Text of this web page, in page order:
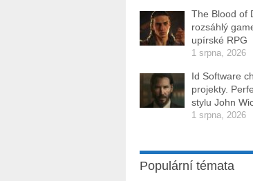
The Blood of
rozsáhlý
upírské RPG
1 srpna, 2026
Id Software
projekty.
stylu John
1 srpna, 2026
Populární témata